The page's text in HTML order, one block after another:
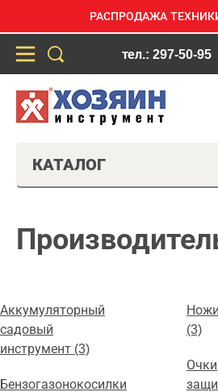
РАСПРОДАЖА
тел.: 297-50-95
КАТАЛОГ
Аккумуляторный
садовый
инструмент (3)
Бензогазонокосилки
(3)
Очки